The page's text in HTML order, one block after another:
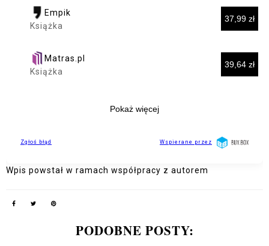
Wpis powstał w ramach współpracy z autorem
PODOBNE POSTY: